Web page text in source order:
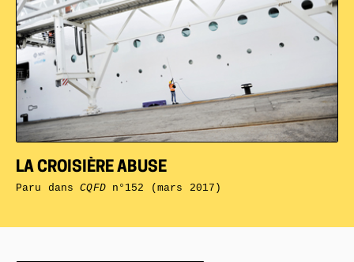
LA CROISIÈRE ABUSE
Paru dansCQFDn°152 (mars 2017)